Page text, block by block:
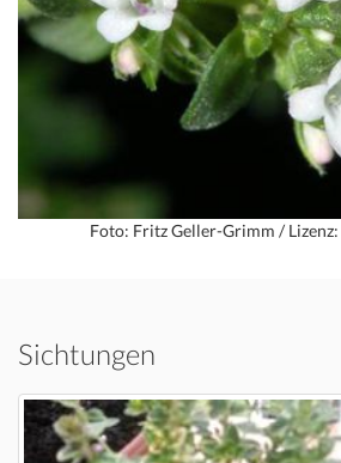
Foto: Fritz Geller-Grimm / Lizenz:
Sichtungen